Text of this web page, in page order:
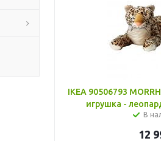
IKEA 90506793
игрушка -
В
12